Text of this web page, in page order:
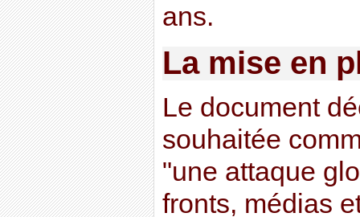
ans.
La mise en
Le document
souhaitée
"une attaque
fronts, médias